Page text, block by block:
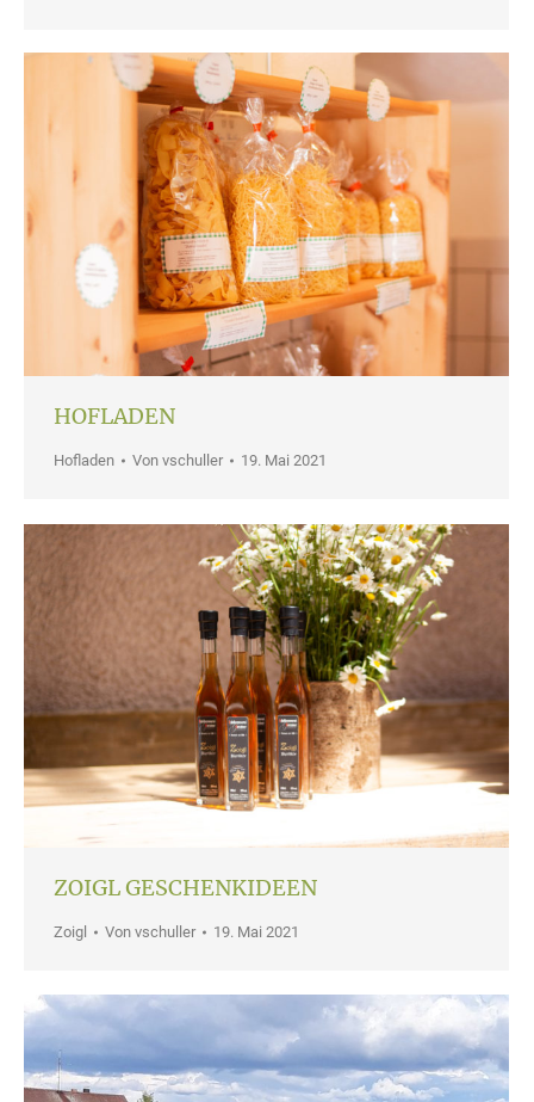
HOFLADEN
Hofladen Von vschuller 19. Mai 2021
ZOIGL GESCHENKIDEEN
Zoigl Von vschuller 19. Mai 2021